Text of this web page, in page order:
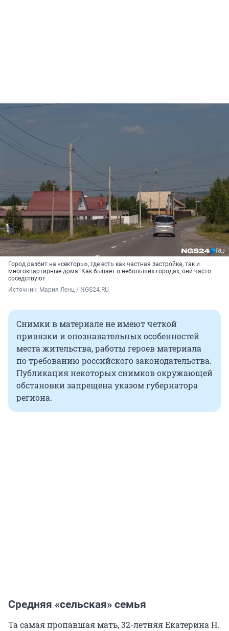
Город разбит на «секторы», где есть как частная застройка, так и
многоквартирные дома. Как бывает в небольших городах, они часто
соседствуют
Источник: Мария Ленц / NGS24.RU
Снимки в материале не имеют четкой
привязки и опознавательных особенностей
места жительства, работы героев материала
по требованию российского законодательства.
Публикация некоторых снимков окружающей
обстановки запрещена указом губернатора
региона.
Средняя «сельская» семья
Та самая пропавшая мать, 32-летняя Екатерина Н.